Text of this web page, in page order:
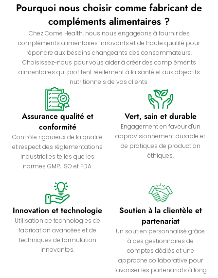
Pourquoi nous choisir comme fabricant de
compléments alimentaires ?
Chez Come Health, nous nous engageons à fournir des
compléments alimentaires innovants et de haute qualité pour
répondre aux besoins changeants des consommateurs.
Choisissez-nous pour vous aider à créer des compléments
alimentaires qui profitent réellement à la santé et aux objectifs
nutritionnels de vos clients.
Assurance qualité et
conformité
Contrôle rigoureux de la qualité
et respect des réglementations
industrielles telles que les
normes GMP, ISO et FDA.
Vert, sain et durable
Engagement en faveur d'un
approvisionnement durable et
de pratiques de production
éthiques.
Innovation et technologie
Utilisation de technologies de
fabrication avancées et de
techniques de formulation
innovantes.
Soutien à la clientèle et
partenariat
Un soutien personnalisé grâce
à des gestionnaires de
comptes dédiés et une
approche collaborative pour
favoriser les partenariats à long